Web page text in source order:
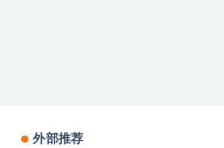
外部推荐